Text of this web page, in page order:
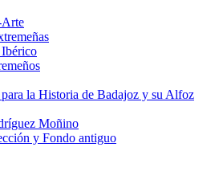
la Historia de Badajoz y su Alfoz
Moñino
y Fondo antiguo